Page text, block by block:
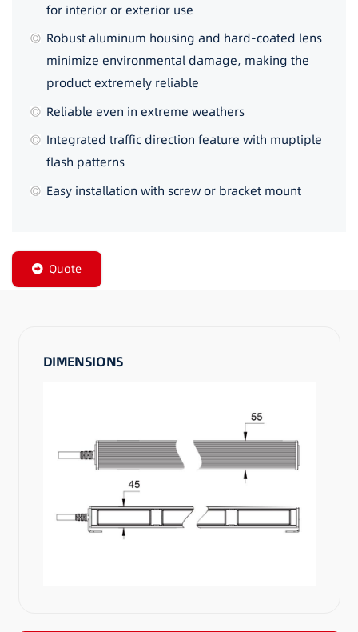
for interior or exterior use
Robust aluminum housing and hard-coated lens
minimize environmental damage, making the
product extremely reliable
Reliable even in extreme weathers
Integrated traffic direction feature with muptiple
flash patterns
Easy installation with screw or bracket mount
Quote
DIMENSIONS